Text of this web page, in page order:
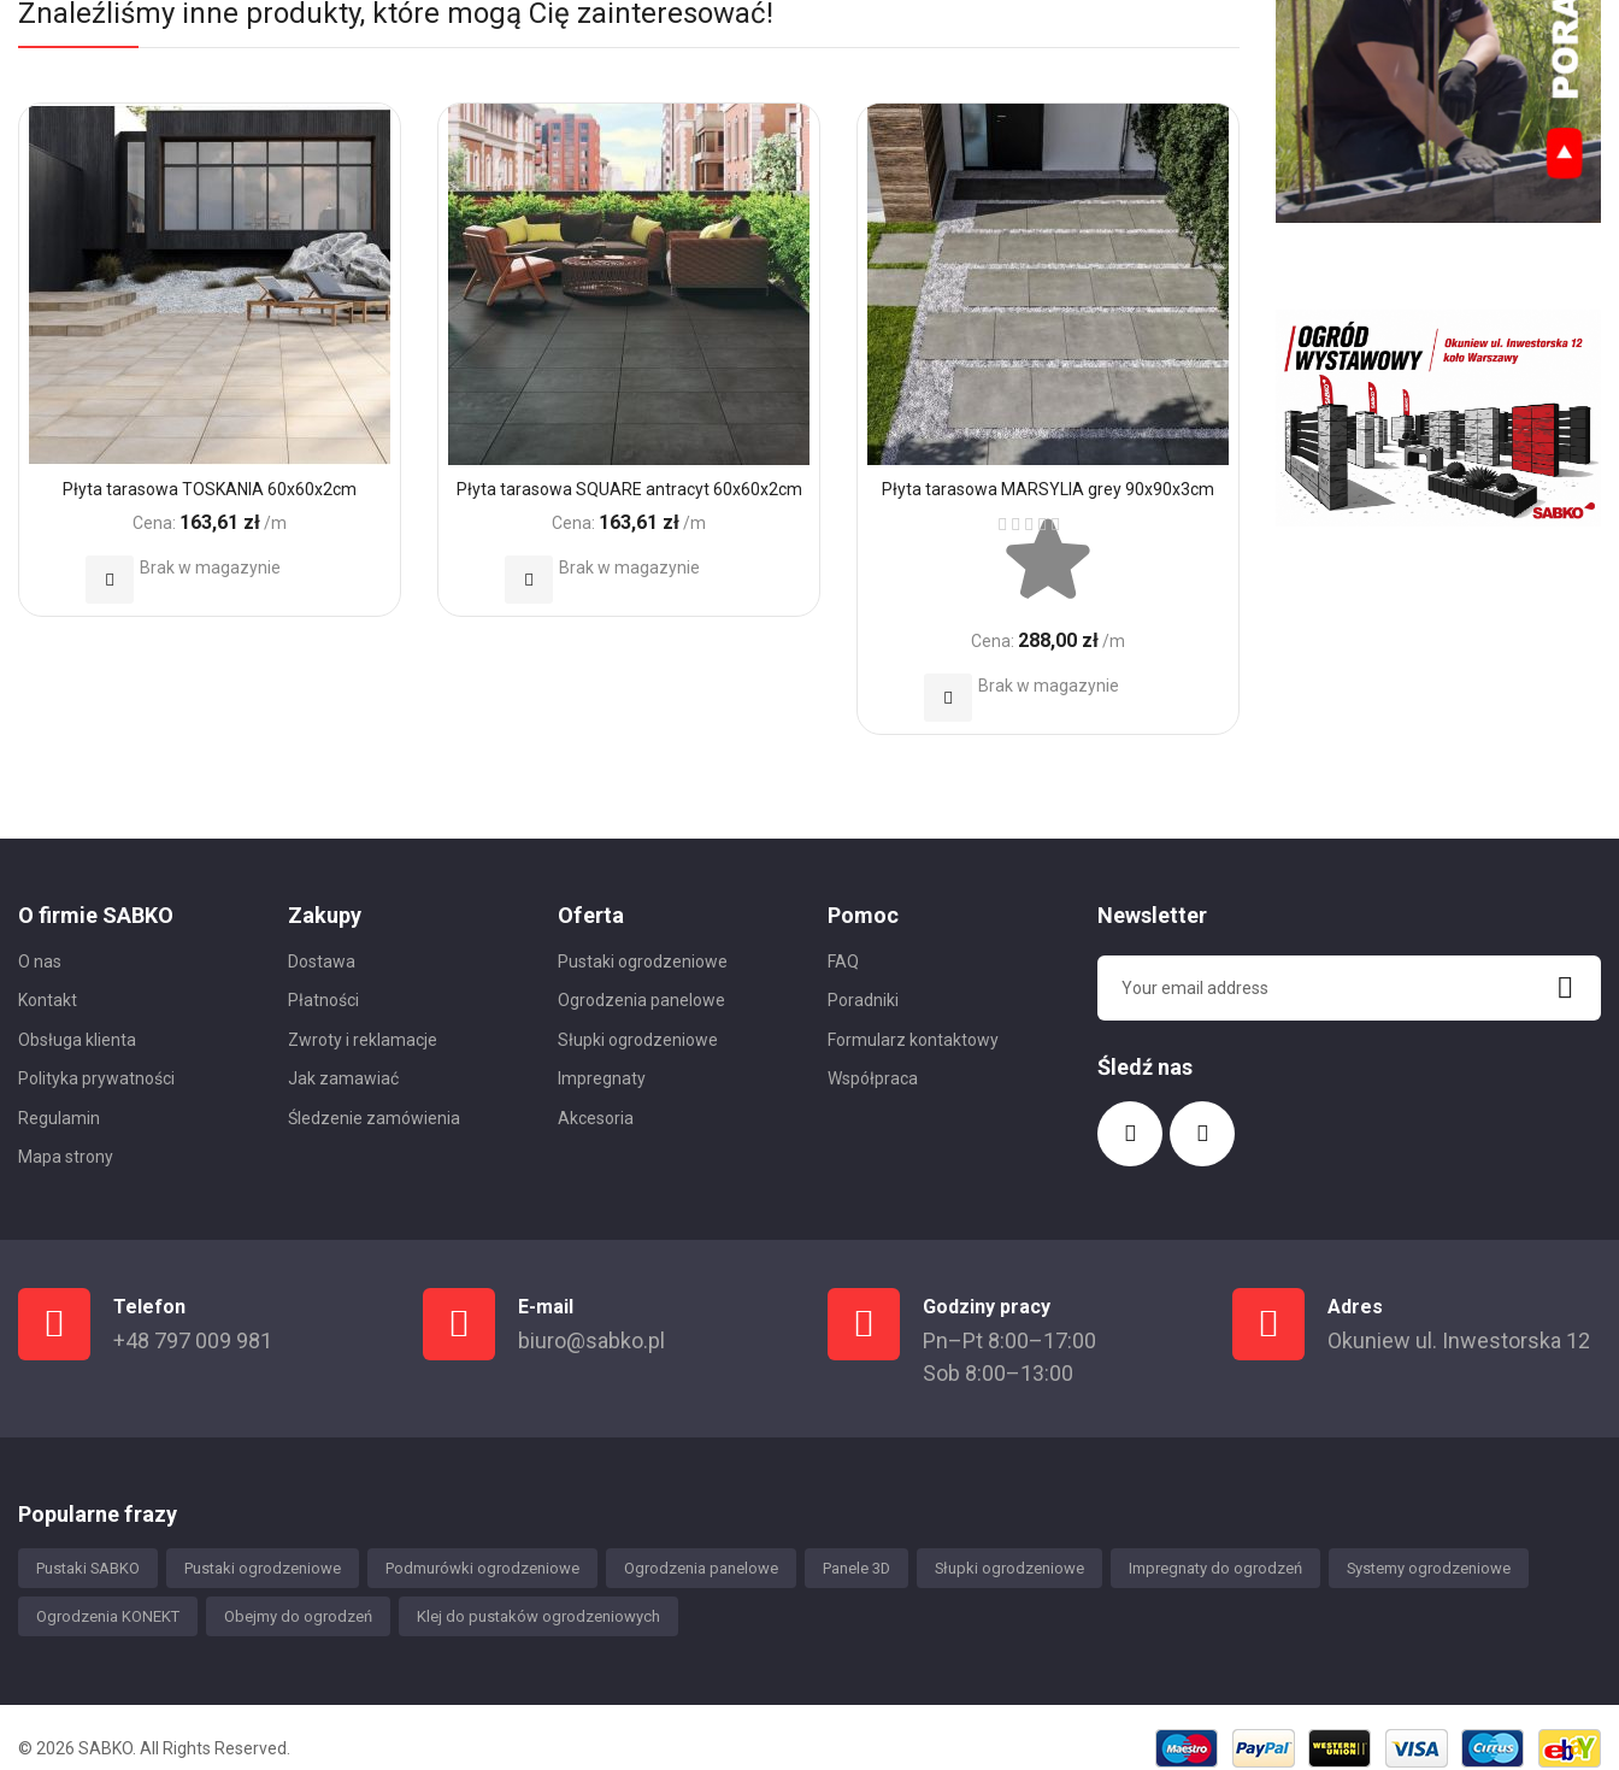
Znaleźliśmy inne produkty, które mogą Cię zainteresować!
Płyta tarasowa TOSKANIA 60x60x2cm
Cena: 163,61 zł /m
Brak w magazynie
Dodaj
Płyta tarasowa SQUARE antracyt 60x60x2cm
Cena: 163,61 zł /m
Brak w magazynie
Dodaj
Płyta tarasowa MARSYLIA grey 90x90x3cm
Ocena:
Cena: 288,00 zł /m
Brak w magazynie
Dodaj
O firmie SABKO
O nas
Kontakt
Obsługa klienta
Polityka prywatności
Regulamin
Mapa strony
Zakupy
Dostawa
Płatności
Zwroty i reklamacje
Jak zamawiać
Śledzenie zamówienia
Oferta
Pustaki ogrodzeniowe
Ogrodzenia panelowe
Słupki ogrodzeniowe
Impregnaty
Akcesoria
Pomoc
FAQ
Poradniki
Formularz kontaktowy
Współpraca
Newsletter
Śledź nas
Telefon
+48 797 009 981
E-mail
biuro@sabko.pl
Godziny pracy
Pn–Pt 8:00–17:00
Sob 8:00–13:00
Adres
Okuniew ul. Inwestorska 12
Popularne frazy
Pustaki SABKO Pustaki ogrodzeniowe Podmurówki ogrodzeniowe Ogrodzenia panelowe Panele 3D Słupki ogrodzeniowe Impregnaty do ogrodzeń Systemy ogrodzeniowe
Ogrodzenia KONEKT Obejmy do ogrodzeń Klej do pustaków ogrodzeniowych
© 2026 SABKO. All Rights Reserved.